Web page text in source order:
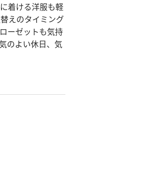
着ける洋服も軽
えのタイミング
ーゼットも気持
のよい休日、気